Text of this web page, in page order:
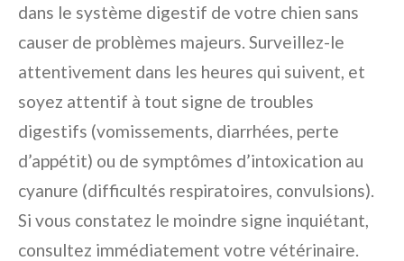
dans le système digestif de votre chien sans
causer de problèmes majeurs. Surveillez-le
attentivement dans les heures qui suivent, et
soyez attentif à tout signe de troubles
digestifs (vomissements, diarrhées, perte
d’appétit) ou de symptômes d’intoxication au
cyanure (difficultés respiratoires, convulsions).
Si vous constatez le moindre signe inquiétant,
consultez immédiatement votre vétérinaire.